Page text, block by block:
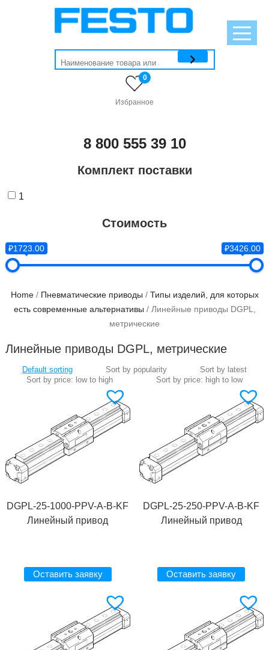
Избранное
0
8 800 555 39 10
Комплект поставки
1
Стоимость
₽1723.00 ₽3426.00
Home/ Пневматические приводы / Типы изделий, для которых
есть современные альтернативы / Линейные приводы DGPL,
метрические
Линейные приводы DGPL, метрические
DGPL-25-1000-PPV-A-B-KF
Линейный привод
Оставить заявку
DGPL-25-250-PPV-A-B-KF
Линейный привод
Оставить заявку